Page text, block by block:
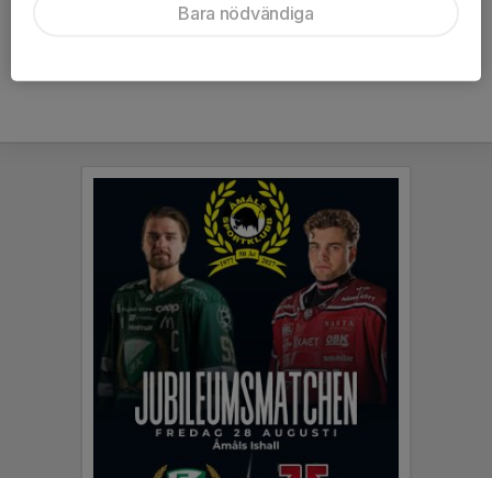
Bara nödvändiga